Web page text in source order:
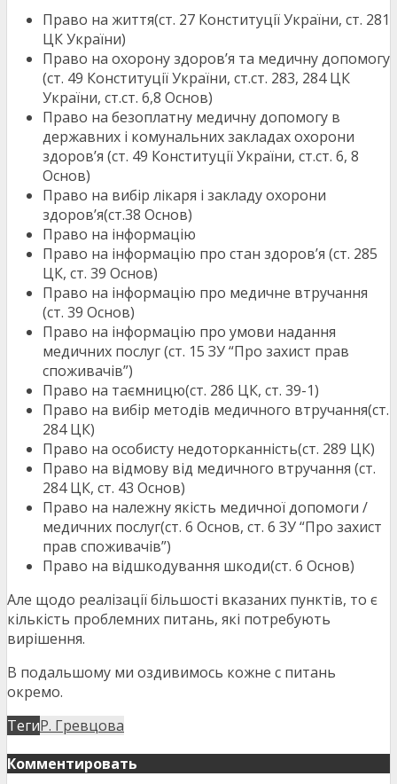
Право на життя(ст. 27 Конституції України, ст. 281
ЦК України)
Право на охорону здоров’я та медичну допомогу
(ст. 49 Конституції України, ст.ст. 283, 284 ЦК
України, ст.ст. 6,8 Основ)
Право на безоплатну медичну допомогу в
державних і комунальних закладах охорони
здоров’я (ст. 49 Конституції України, ст.ст. 6, 8
Основ)
Право на вибір лікаря і закладу охорони
здоров’я(cт.38 Основ)
Право на інформацію
Право на інформацію про стан здоров’я (ст. 285
ЦК, ст. 39 Основ)
Право на інформацію про медичне втручання
(ст. 39 Основ)
Право на інформацію про умови надання
медичних послуг (ст. 15 ЗУ “Про захист прав
споживачів”)
Право на таємницю(ст. 286 ЦК, ст. 39-1)
Право на вибір методів медичного втручання(ст.
284 ЦК)
Право на особисту недоторканність(ст. 289 ЦК)
Право на відмову від медичного втручання (ст.
284 ЦК, ст. 43 Основ)
Право на належну якість медичної допомоги /
медичних послуг(ст. 6 Основ, ст. 6 ЗУ “Про захист
прав споживачів”)
Право на відшкодування шкоди(ст. 6 Основ)
Але щодо реалізації більшості вказаних пунктів, то є
кількість проблемних питань, які потребують
вирішення.
В подальшому ми оздивимось кожне с питань
окремо.
ТегиР. Гревцова
Комментировать